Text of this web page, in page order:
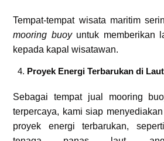
Tempat-tempat wisata maritim
mooring buoyuntuk memberikan
kepada kapal wisatawan.
Proyek Energi Terbarukan di Laut
Sebagai tempat jual mooring
terpercaya, kami siap
proyek energi terbarukan,